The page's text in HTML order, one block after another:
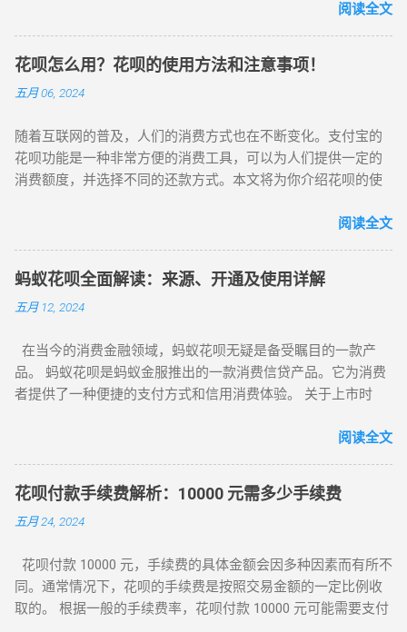
频繁套现。 淘宝虚假购物拍下店铺链接收货打款：这是花呗套
现起初的形式，也是对套现双方较为便捷的方式。在此阶段，
对套现店铺几乎无限制，只要缴纳 1000 至 5000 元保证金且信
铺提供花呗套现服务。此阶段的手续费也相对较低，通常为 85
折，即扣除套现金额的 15%作为手续费，甚至有些店铺收取
25%手续费。 当下互联网信用支付平台发展迅速，如支付宝的
“花呗”和“借呗”，以及京东商城的“京东白条”等，都为用户提供
在线套现服务。近期，支付宝花呗支付的消息备受关注，花呗
操作简便且额度较大，由此掀起一股热潮。 蚂蚁花呗是蚂蚁金
服推出的个人消费信贷产品。申请开通后，用户可获得 50 至...
作时，一定要谨慎选择平台，确保资金安全。同时，也要注意
遵守相关法律法规，避免不必要的风险。
册和开通花呗账户 首先，您需要拥有一个支付宝账户。如果您
后，您可以申请开通花呗服务。具体步骤如下： 打开支付宝应
用并登录您的账户。 在应用中找到“花呗”选项。 按照提示步骤
提交必要的信息和文件。 等待审核通过，通常会在短时间内完
统会自动将花呗与您的支付宝账户关联。这使您在购物或支付
时，可以选择使用花呗作为支付方式，享受便捷的信用消费体
验。 3. 使用花呗进行消费 在购物时，您可以选择使用花呗进行
为支付方式。 根据您的花呗额度和信用情况，选择分期付款或
其他灵活的还款选项。 确认支付。 这种方式使您可以将购物费
用分摊到不同的期限内进行还款，以减轻一次性支付的负担。
4. 如何将花呗额度提现 在某些情况下，您可能需要将花呗的额
度转换为现金。以下是几种常见的提现方法： 方法一：实体店
友的店铺使用花呗刷一笔金额，然后朋友再以转账或现金的方
式将款项返还给您。 方法二：在线购物提现 在淘宝等平台上购
买虚拟商品，完成交易后联系商家。商家会将您支付的花呗额
存在一定的风险，建议选择信誉良好的商家进行交易。 方法
三：朋友互助提现 如果身边的朋友需要消费，您可以使用自己
的花呗为他们付款，朋友随后可以将款项以转账或现金的方式
借呗功能，可以将花呗额度转入借呗，然后使用借呗的提现功
能将资金提取至银行卡，以满足急用资金的需求。注意借呗的
利息和还款期限。 方法五：联系客服寻求帮助 如果以上方法都
不可行，可以联系支付宝客服，咨询是否有其他提现方式可供
选择。客服人员能够提供专业的建议和指导，帮助您找到合适
阅读全文
花呗怎么用？花呗的使用方法和注意事项！
五月 06, 2024
随着互联网的普及，人们的消费方式也在不断变化。支付宝的
花呗功能是一种非常方便的消费工具，可以为人们提供一定的
消费额度，并选择不同的还款方式。本文将为你介绍花呗的使
使用方法和注意事项！ 一、花呗的使用方法 打开支付宝APP，
身份验证，输入支付密码进行身份验证。 验证通过后，即可获
得一定的消费额度。在淘宝、天猫等支付宝收银台选择花呗支
付即可。 二、花呗的优点 方便快捷：无需携带银行卡，只需打
方式，如分期还款、延期还款等。 安全可靠：花呗拥有严格的
风控体系，保障用户的资金安全。 三、花呗的注意事项 合理使
用：要合理使用花呗，避免过度消费和逾期还款。 还款时间：
护账户安全：要保护好自己的账户信息，避免被盗用或泄露。
四、如何还款 自动还款：在花呗页面中选择“自动还款”，设置
好还款方式，支付宝会自动从你的账户中扣款。 手动还款：在
花呗页面中选择“还款”，输入还款金额，点击“确认还款”即可。
总之，花呗是一种非常方便的消费工具，可以为人们提供一定
保护好自己的账户安全，合理使用，并按时还款。希望本文能
对你有所帮助！
阅读全文
蚂蚁花呗全面解读：来源、开通及使用详解
五月 12, 2024
在当今的消费金融领域，蚂蚁花呗无疑是备受瞩目的一款产
品。 蚂蚁花呗是蚂蚁金服推出的一款消费信贷产品。它为消费
者提供了一种便捷的支付方式和信用消费体验。 关于上市时
如何注册开通和使用蚂蚁花呗： 注册开通 ： 拥有一个支付宝
输入“蚂蚁花呗”。 按照系统提示进行操作，可能需要同意相关
协议和授权。 使用方法 ： 在支持蚂蚁花呗支付的线上或线下
商家进行消费时，选择蚂蚁花呗作为支付方式。 可以根据自己
方式多样，可以选择全额还款、分期还款或最低还款等。 例
如，小明在网上购物时，看到商家支持蚂蚁花呗支付，他选择
使用蚂蚁花呗支付了一笔 1000 元的订单，然后在免息期内全额
阅读全文
花呗付款手续费解析：10000 元需多少手续费
五月 24, 2024
花呗付款 10000 元，手续费的具体金额会因多种因素而有所不
同。通常情况下，花呗的手续费是按照交易金额的一定比例收
取的。 根据一般的手续费率，花呗付款 10000 元可能需要支付